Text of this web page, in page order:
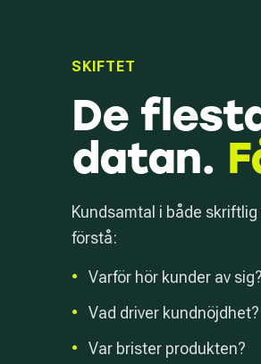
SKIFTET
De
datan.
Kundsamtal i både
förstå:
•
Varför hör kunder av sig?
•
Vad driver kundnöjdhet?
•
Var brister produkten?